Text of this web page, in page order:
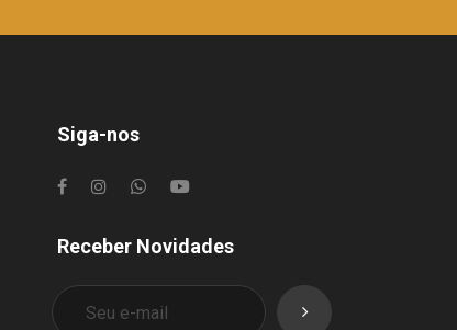
Siga-nos
Receber Novidades